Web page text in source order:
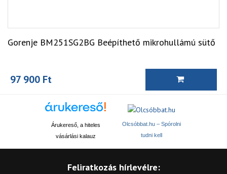
Gorenje BM251SG2BG Beépíthető mikrohullámú sütő
97 900 Ft
Árukereső, a hiteles
vásárlási kalauz
Olcsóbbat.hu – Spórolni
tudni kell
Feliratkozás hírlevélre: